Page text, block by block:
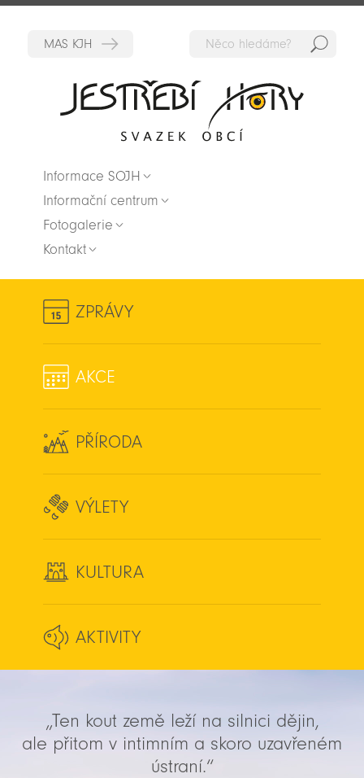
Informace SOJH
Informační centrum
Fotogalerie
Kontakt
ZPRÁVY
AKCE
PŘÍRODA
VÝLETY
KULTURA
AKTIVITY
„Ten kout země leží na silnici dějin,
ale přitom v intimním a skoro uzavřeném
ústraní.“